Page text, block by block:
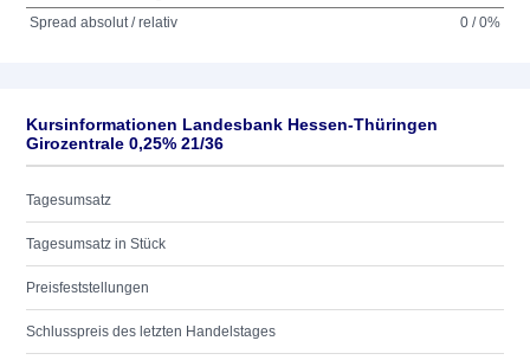
Spread absolut / relativ
0 / 0%
Kursinformationen Landesbank Hessen-Thüringen
Girozentrale 0,25% 21/36
Tagesumsatz
Tagesumsatz in Stück
Preisfeststellungen
Schlusspreis des letzten Handelstages